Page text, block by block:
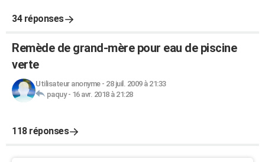
34 réponses
Remède de grand-mère pour eau de piscine
verte
Utilisateur anonyme- 28 juil. 2009 à 21:33
paquy- 16 avr. 2018 à 21:28
118 réponses